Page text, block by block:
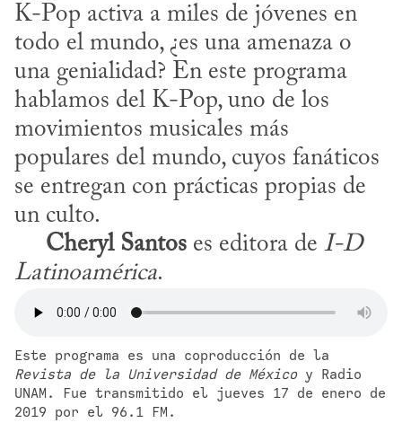
K-Pop activa a miles de jóvenes en
todo el mundo, ¿es una amenaza o
una genialidad? En este programa
hablamos del K-Pop, uno de los
movimientos musicales más
populares del mundo, cuyos fanáticos
se entregan con prácticas propias de
un culto.
Cheryl Santos es editora de I-D
Latinoamérica.
Revista de la Universidad de México y Radio
UNAM. Fue transmitido el jueves 17 de enero de
2019 por el 96.1 FM.